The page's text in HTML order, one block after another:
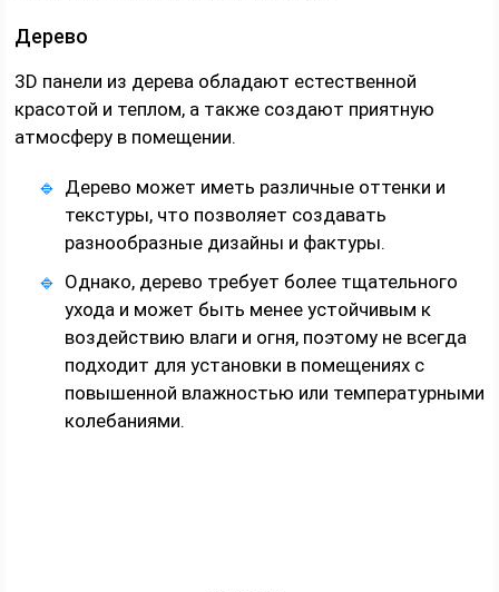
Дерево
3D панели из дерева обладают естественной
красотой и теплом, а также создают приятную
атмосферу в помещении.
Дерево может иметь различные оттенки и
текстуры, что позволяет создавать
разнообразные дизайны и фактуры.
Однако, дерево требует более тщательного
ухода и может быть менее устойчивым к
воздействию влаги и огня, поэтому не всегда
подходит для установки в помещениях с
повышенной влажностью или температурными
колебаниями.